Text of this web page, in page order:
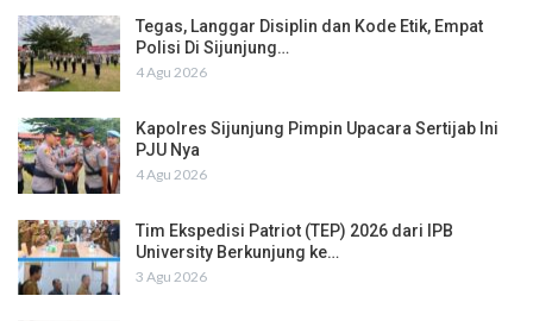
Tegas, Langgar Disiplin dan Kode Etik, Empat
Polisi Di Sijunjung…
4 Agu 2026
Kapolres Sijunjung Pimpin Upacara Sertijab Ini
PJU Nya
4 Agu 2026
Tim Ekspedisi Patriot (TEP) 2026 dari IPB
University Berkunjung ke…
3 Agu 2026